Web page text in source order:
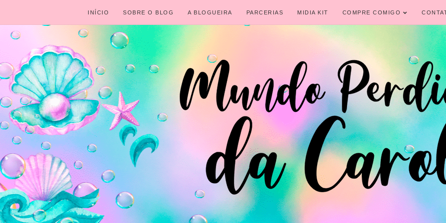
INÍCIO SOBRE O BLOG A BLOGUEIRA PARCERIAS MIDIA KIT COMPRE COMIGO